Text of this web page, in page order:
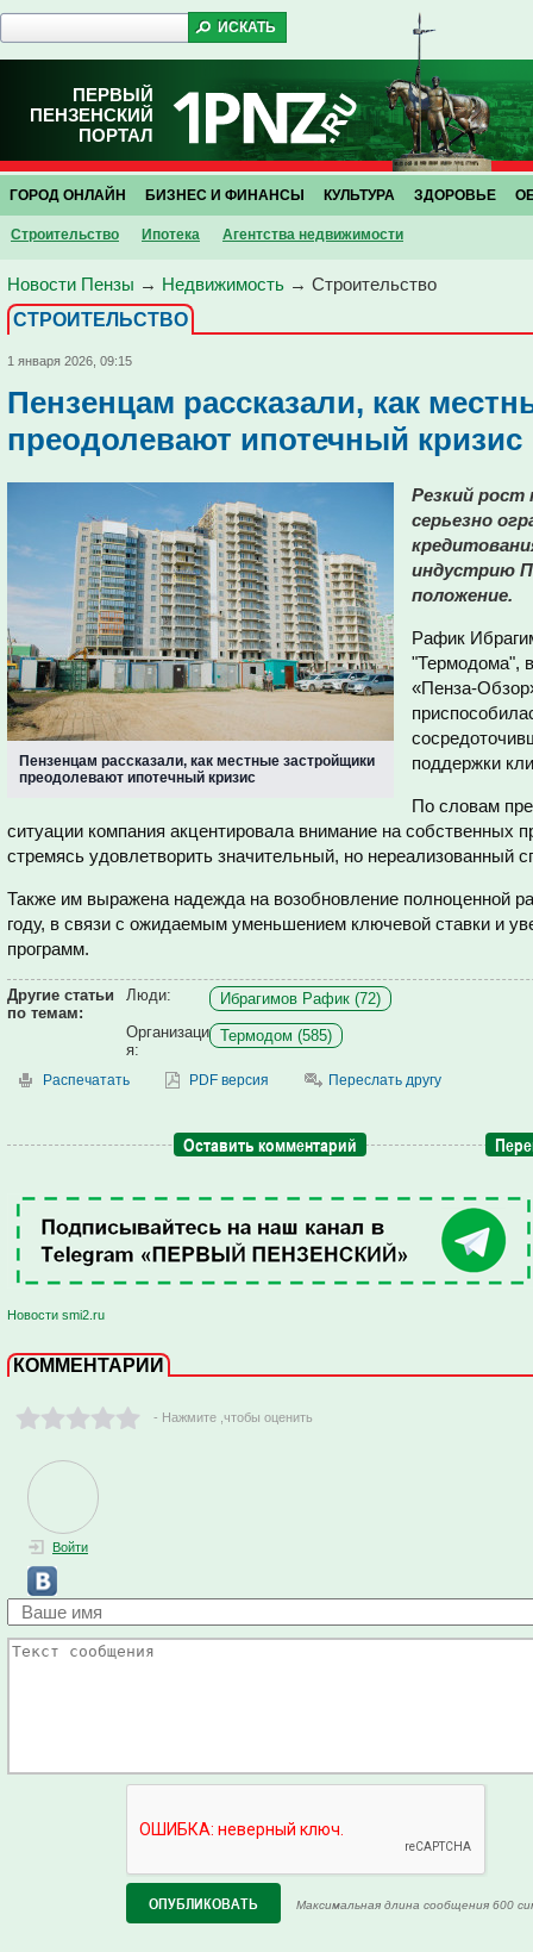
ПЕРВЫЙ
ПЕНЗЕНСКИЙ
ПОРТАЛ
ГОРОД ОНЛАЙН БИЗНЕС И ФИНАНСЫ КУЛЬТУРА ЗДОРОВЬЕ
Строительство Ипотека Агентства недвижимости
Новости Пензы → Недвижимость → Строительство
СТРОИТЕЛЬСТВО
1 января 2026, 09:15
Пензенцам рассказали, как
преодолевают ипотечный кризис
Пензенцам рассказали, как местные застройщики
преодолевают ипотечный кризис
Резкий рост
серьезно
индустрию
положение.
Рафик
"Термодома",
«Пенза-
поддержки
По словам
ситуации компания акцентировала внимание на собственных
стремясь удовлетворить значительный, но нереализованный
Также им выражена надежда на возобновление полноценной
году, в связи с ожидаемым уменьшением ключевой ставки и
программ.
Другие статьи
по темам:
Люди:
Ибрагимов Рафик (72)
Организаци
я:
Термодом (585)
Распечатать PDF версия Переслать другу
Оставить комментарий
Новости smi2.ru
КОММЕНТАРИИ
- Нажмите ,чтобы оценить
Войти
Максимальная длина сообщения 600